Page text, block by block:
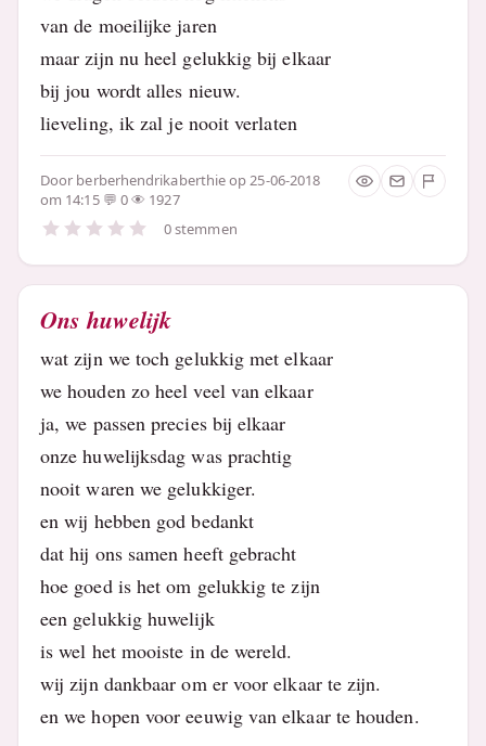
van de moeilijke jaren
maar zijn nu heel gelukkig bij elkaar
bij jou wordt alles nieuw.
lieveling, ik zal je nooit verlaten
Door berberhendrikaberthieop 25-06-2018
om 14:15
0
1927
0 stemmen
Ons huwelijk
wat zijn we toch gelukkig met elkaar
we houden zo heel veel van elkaar
ja, we passen precies bij elkaar
onze huwelijksdag was prachtig
nooit waren we gelukkiger.
en wij hebben god bedankt
dat hij ons samen heeft gebracht
hoe goed is het om gelukkig te zijn
een gelukkig huwelijk
is wel het mooiste in de wereld.
wij zijn dankbaar om er voor elkaar te zijn.
en we hopen voor eeuwig van elkaar te houden.